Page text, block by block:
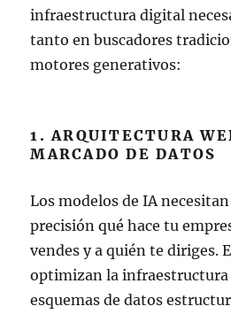
infraestructura digital
tanto en buscadores
motores generativos:
1. ARQUITECTURA
MARCADO DE DATOS
Los modelos de IA
precisión qué hace tu
vendes y a quién te diriges.
optimizan la infraestructura
esquemas de datos